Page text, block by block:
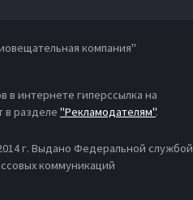
компания"
в интернете гиперссылка на
в разделе "Рекламодателям".
г. Выдано Федеральной службой
коммуникаций